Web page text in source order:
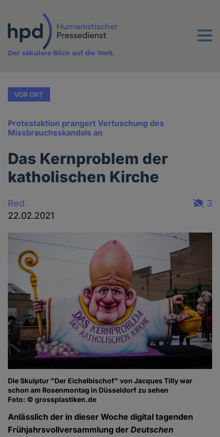
Inhalt
Menu
Der säkulare Blick auf die Welt.
VOR ORT
Protestaktion prangert Vertuschung des
Missbrauchsskandals an
Das Kernproblem der
katholischen Kirche
Red.
22.02.2021
3
Die Skulptur "Der Eichelbischof" von Jacques Tilly war
schon am Rosenmontag in Düsseldorf zu sehen
Foto: © grossplastiken.de
Anlässlich der in dieser Woche digital tagenden
Frühjahrsvollversammlung derDeutschen